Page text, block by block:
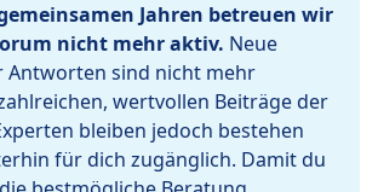
Jahren betreuen wir
nicht mehr aktiv. Neue
Antworten sind nicht mehr
wertvollen Beiträge der
bleiben jedoch bestehen
für dich zugänglich. Damit du